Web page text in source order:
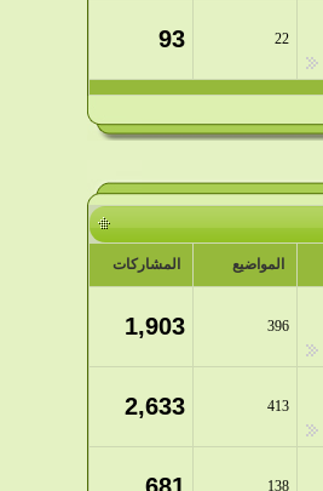
22
93
المواضيع المشاركات
396
1,903
413
2,633
138